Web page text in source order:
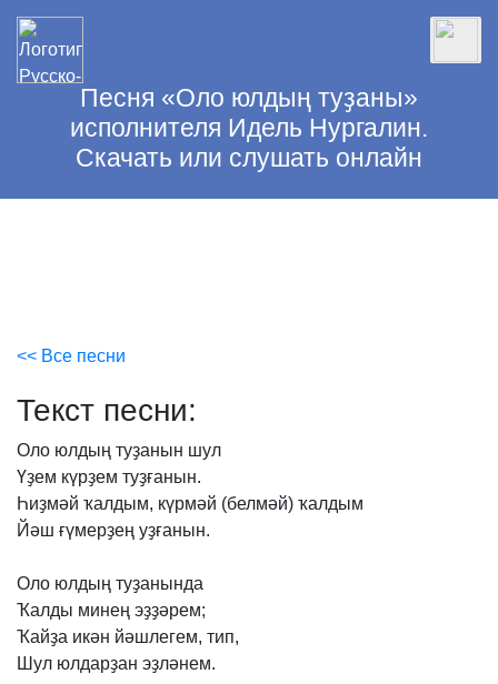
Песня «Оло юлдың туҙаны»
исполнителя Идель Нургалин.
Скачать или слушать онлайн
<< Все песни
Текст песни:
Оло юлдың туҙанын шул
Үҙем күрҙем туҙғанын.
Һиҙмәй ҡалдым, күрмәй (белмәй) ҡалдым
Йәш ғүмерҙең уҙғанын.
Оло юлдың туҙанында
Ҡалды минең эҙҙәрем;
Ҡайҙа икән йәшлегем, тип,
Шул юлдарҙан эҙләнем.